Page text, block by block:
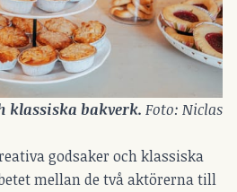
klassiska bakverk. Foto: Niclas
godsaker och klassiska
mellan de två aktörerna till